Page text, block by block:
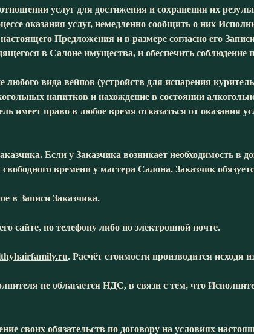
услуг для достижения и сохранения их
оказания услуг, немедленно сообщить о них
Предложения и в размере согласно его
в Салоне имущества, и обеспечить соблюдение
любого вида вейпов (устройств для испарения
напитков и нахождение в состоянии
имеет право в любое время отказаться от оказания
Если у Заказчика возникает необходимость в
времени у мастера Салона. Заказчик
в Записи Заказчика.
сайте, по телефону либо по электронной почте.
. Расчёт стоимости производится исходя
не облагается НДС, в связи с тем, что
своих обязательств по договору на условиях